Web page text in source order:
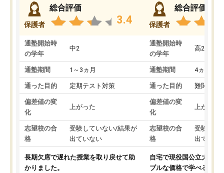
保護者
総合評価
3.4
通塾開始時
の学年
中2
通塾期間 1～3ヵ月
通った目的 定期テスト対策
偏差値の変
化
上がった
志望校の合
格
受験していない/結果が
出ていない
長期欠席で遅れた授業を取り戻せて助
かりました。
保護者
総合評価
通塾開始時
の学年
高2
通塾期間 4ヵ月～1
通った目的 難関私立
偏差値の変
化
上がった
志望校の合
格
受験して
出ていな
自宅で現役国公立大学生
ブルな価格で学べる